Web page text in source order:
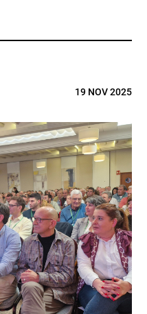
Telegram19 NOV 2025